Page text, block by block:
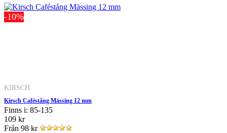
-10%
KIRSCH
Kirsch Caféstång Mässing 12 mm
Finns i: 85-135
109 kr
Från 98 kr